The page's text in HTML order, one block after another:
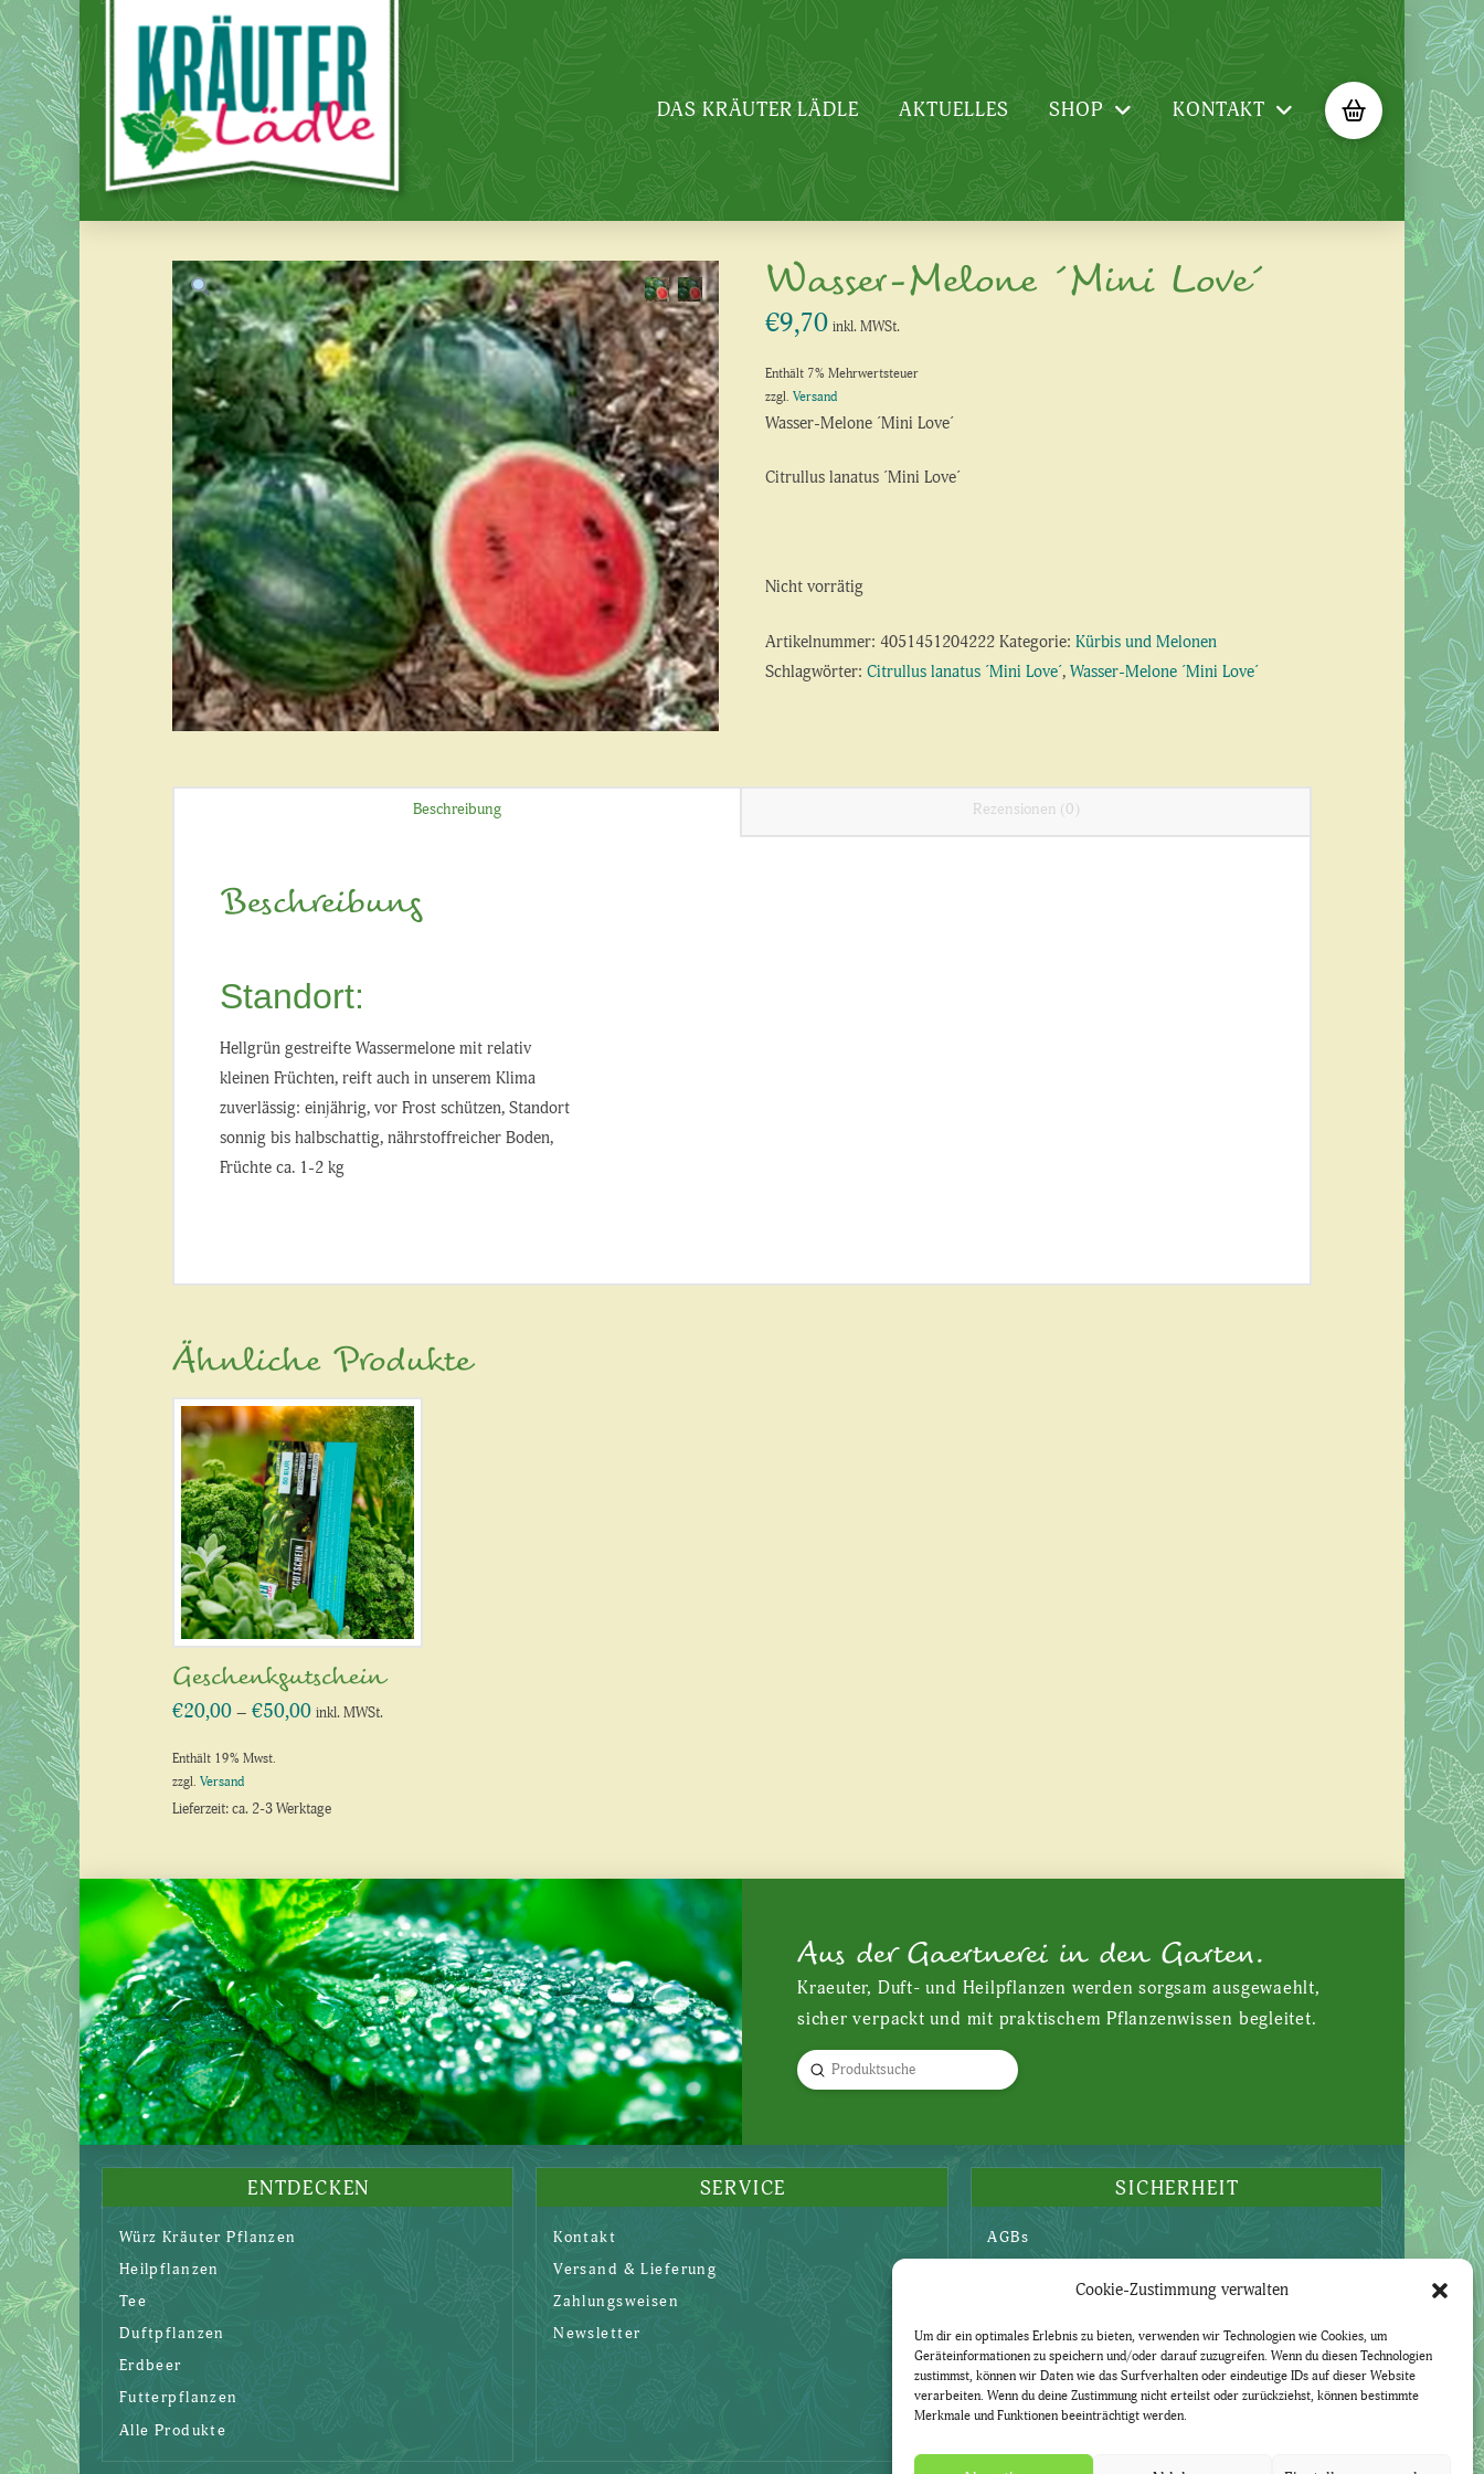
Cookie-Zustimmung verwalten
Um dir ein optimales Erlebnis zu bieten, verwenden wir Technologien wie Cookies, um
Geräteinformationen zu speichern und/oder darauf zuzugreifen. Wenn du diesen Technologien
zustimmst, können wir Daten wie das Surfverhalten oder eindeutige IDs auf dieser Website
verarbeiten. Wenn du deine Zustimmung nicht erteilst oder zurückziehst, können bestimmte
Merkmale und Funktionen beeinträchtigt werden.
DAS KRÄUTER LÄDLE AKTUELLES SHOP KONTAKT
Wasser-Melone ´Mini Love´
€9,70 inkl. MWSt.
Enthält 7% Mehrwertsteuer
zzgl. Versand
Wasser-Melone ´Mini Love´
Citrullus lanatus ´Mini Love´
Nicht vorrätig
Artikelnummer: 4051451204222 Kategorie: Kürbis und Melonen
Schlagwörter: Citrullus lanatus ´Mini Love´, Wasser-Melone ´Mini Love´
Beschreibung Rezensionen (0)
Beschreibung
Standort:
Hellgrün gestreifte Wassermelone mit relativ
kleinen Früchten, reift auch in unserem Klima
zuverlässig: einjährig, vor Frost schützen, Standort
sonnig bis halbschattig, nährstoffreicher Boden,
Früchte ca. 1-2 kg
Ähnliche Produkte
Geschenkgutschein
€20,00 – €50,00Preisspanne:
inkl. MWSt.
Enthält 19% Mwst.
zzgl. Versand
Lieferzeit: ca. 2-3 Werktage
Produkt
weist
mehrere
Varianten
auf.
Die
Optionen
können
auf
der
Produktseite
gewählt
werden
Aus der Gaertnerei in den Garten.
Kraeuter, Duft- und Heilpflanzen werden sorgsam ausgewaehlt,
sicher verpackt und mit praktischem Pflanzenwissen begleitet.
Search
Submit
ENTDECKEN
Würz Kräuter Pflanzen
Heilpflanzen
Tee
Duftpflanzen
Erdbeer
Futterpflanzen
Alle Produkte
SERVICE
Kontakt
Versand & Lieferung
Zahlungsweisen
Newsletter
SICHERHEIT
AGBs
Impressum